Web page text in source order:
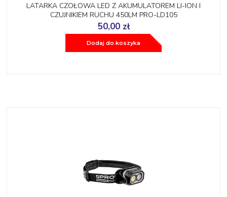
LATARKA CZOŁOWA LED Z AKUMULATOREM LI-ION I
CZUJNIKIEM RUCHU 450LM PRO-LD105
50,00 zł
Dodaj do koszyka